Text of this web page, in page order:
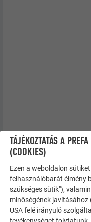
NEM
TÁJÉKOZTATÁS A
(COOKIES)
Ezen a weboldalon
felhasználóbarát élmény
szükséges sütik"),
minőségének javításához
USA felé irányuló